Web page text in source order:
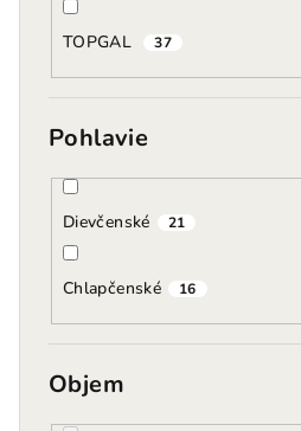
TOPGAL 37
Pohlavie
Dievčenské 21
Chlapčenské 16
Objem